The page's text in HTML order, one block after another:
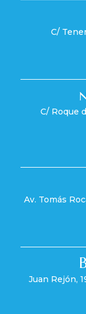
C/
C/ Roque
Av. Tomás
Juan Rejón,